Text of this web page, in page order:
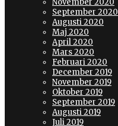
November 2020
September 2020
Augusti 2020
Maj 2020
April 2020
Mars 2020
Februari 2020
December 2019
November 2019
Oktober 2019
September 2019
Augusti 2019
Juli 2019